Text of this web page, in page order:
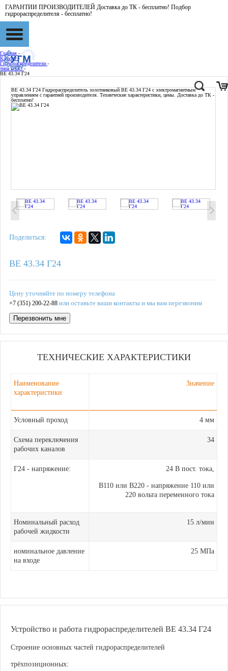
ГАРАНТИИ ПРОИЗВОДИТЕЛЕЙ Доставка до ТК - бесплатно! Подбор
гидрораспределителя - бесплатно!
Главная -
Каталог -
Гидрораспределители -
типа BE43 -
ВЕ 43.34 Г24
ВЕ 43.34 Г24 Гидрораспределитель золотниковый ВЕ 43.34 Г24 с электромагнитным
управлением с гарантией производителя. Технические характеристики, цены. Доставка до ТК -
бесплатно!
Поделиться:
ВЕ 43.34 Г24
Цену уточняйте по номеру телефона
+7 (351) 200-22-88 или оставьте ваши контакты и мы вам перезвоним
Перезвонить мне
ТЕХНИЧЕСКИЕ ХАРАКТЕРИСТИКИ
Наименование
характеристики
Значение
Условный проход 4 мм
Схема переключения
рабочих каналов
34
Г24 - напряжение: 24 В пост. тока,
В110 или В220 - напряжение 110 или
220 вольта переменного тока
Номинальный расход
рабочей жидкости
15 л/мин
номинальное давление
на входе
25 МПа
Устройство и работа гидрораспределителей ВЕ 43.34 Г24
Строение основных частей гидрораспределителей
трёхпозиционных: